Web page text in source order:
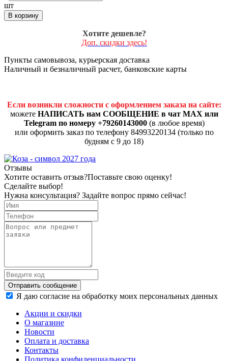
шт
В корзину
Хотите дешевле?
Доп. скидки здесь!
Пункты самовывоза, курьерская доставка
Наличный и безналичный расчет, банковские карты
Если возникли сложности с оформлением заказа на сайте:
можете НАПИСАТЬ нам СООБЩЕНИЕ в чат MAX или
Telegram по номеру +79260143000(в любое время)
или оформить заказ по телефону 84993220134 (только по
будням с 9 до 18)
Отзывы
Хотите оставить отзыв?Поставьте свою оценку!
Сделайте выбор!
Нужна консультация? Задайте вопрос прямо сейчас!
Отправить сообщение
Я даю согласие на обработку моих персональных данных
Акции и скидки
О магазине
Новости
Оплата и доставка
Контакты
Политика конфиденциальности